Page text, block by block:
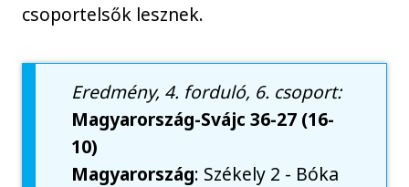
csoportelsők lesznek.
Eredmény, 4. forduló, 6. csoport:
Magyarország-Svájc 36-27 (16-
10)
Magyarország: Székely 2 - Bóka